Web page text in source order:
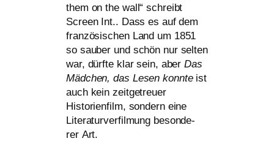
them on the wall“ schreibt
Screen Int.. Dass es auf dem
fran­zö­si­schen Land um 1851
so sau­ber und schön nur sel­ten
war, dürf­te klar sein, aberDas
Mädchen, das Lesen konn­teist
auch kein zeit­ge­treu­er
Historienfilm, son­dern eine
Literaturverfilmung beson­de­
rer Art.